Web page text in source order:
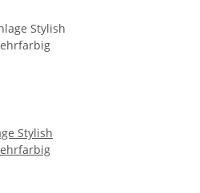
Stylish